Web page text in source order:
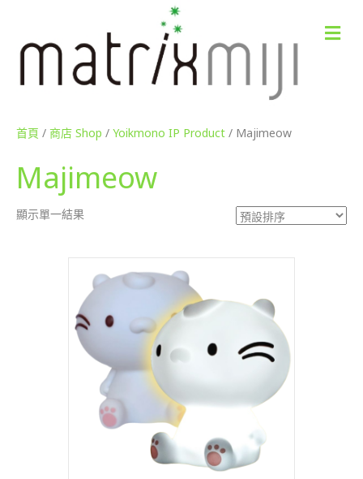
M
e
首頁 / 商店 Shop / Yoikmono IP Product / Majimeow
Majimeow
顯示單一結果